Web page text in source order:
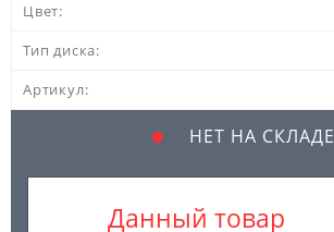
Цвет:
Тип диска:
Артикул:
НЕТ НА СКЛАДЕ
Данный товар